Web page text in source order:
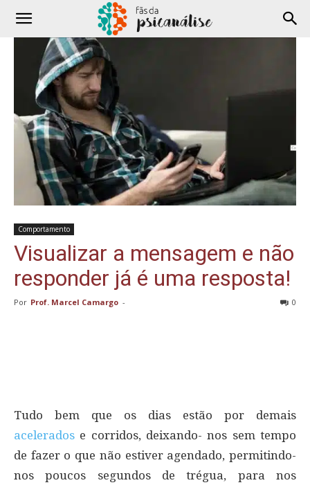
Comportamento
Visualizar a mensagem e não
responder já é uma resposta!
Por Prof. Marcel Camargo - 0
Tudo bem que os dias estão por demais
acelerados e corridos, deixando- nos sem tempo
de fazer o que não estiver agendado, permitindo-
nos poucos segundos de trégua, para nos